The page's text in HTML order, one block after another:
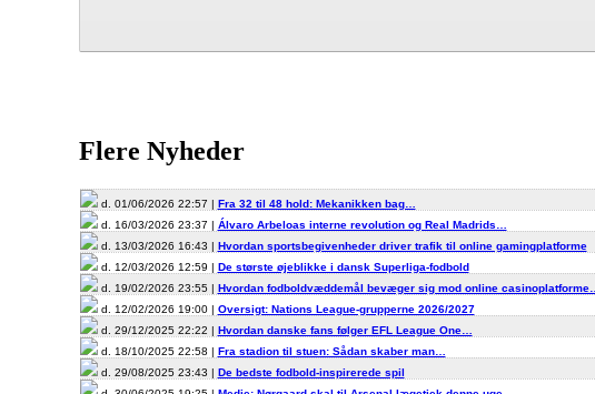
Flere Nyheder
d. 01/06/2026 22:57 | Fra 32 til 48 hold: Mekanikken bag…
d. 16/03/2026 23:37 | Álvaro Arbeloas interne revolution og Real Madrids…
d. 13/03/2026 16:43 | Hvordan sportsbegivenheder driver trafik til online gamingplatforme
d. 12/03/2026 12:59 | De største øjeblikke i dansk Superliga-fodbold
d. 19/02/2026 23:55 | Hvordan fodboldvæddemål bevæger sig mod online casinoplatforme…
d. 12/02/2026 19:00 | Oversigt: Nations League-grupperne 2026/2027
d. 29/12/2025 22:22 | Hvordan danske fans følger EFL League One…
d. 18/10/2025 22:58 | Fra stadion til stuen: Sådan skaber man…
d. 29/08/2025 23:43 | De bedste fodbold-inspirerede spil